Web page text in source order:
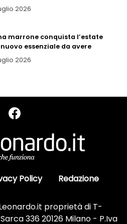
2026
marrone conquista l’estate
essenziale da avere
2026
Policy Redazione
proprietà di T-
336 20126 Milano - P.Iva